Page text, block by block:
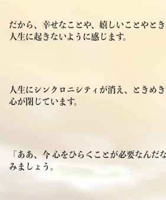
だから、幸せなことや、嬉しいことやと
人生に起きないように感じます。
人生にシンクロニシティが消え、ときめ
心が閉じています。
「ああ、今 心をひらくことが必要なんだ
みましょう。